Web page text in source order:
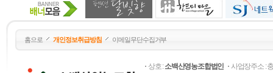
28,000원
홈으로 개인정보취급방침 이메일무단수집거부
상호 :소백산영농조합법인
사업장주소 :